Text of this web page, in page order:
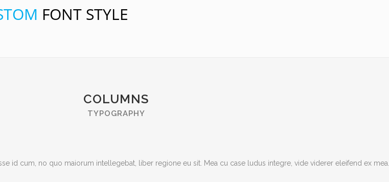
FONT STYLE
COLUMNS
TYPOGRAPHY
id cum, no quo maiorum intellegebat, liber regione eu sit. Mea cu case ludus integre, vide viderer eleifend ex